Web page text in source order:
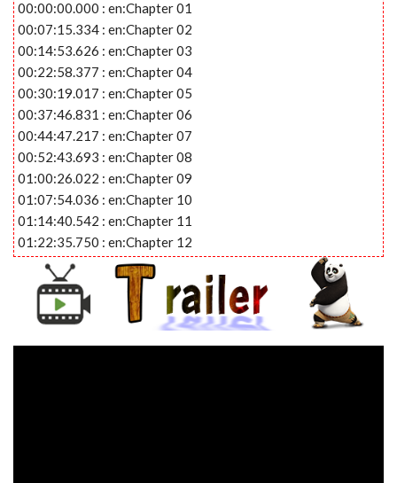
00:00:00.000 : en:Chapter 01
00:07:15.334 : en:Chapter 02
00:14:53.626 : en:Chapter 03
00:22:58.377 : en:Chapter 04
00:30:19.017 : en:Chapter 05
00:37:46.831 : en:Chapter 06
00:44:47.217 : en:Chapter 07
00:52:43.693 : en:Chapter 08
01:00:26.022 : en:Chapter 09
01:07:54.036 : en:Chapter 10
01:14:40.542 : en:Chapter 11
01:22:35.750 : en:Chapter 12